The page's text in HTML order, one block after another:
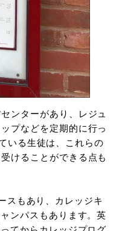
ンターがあり、レジュ
プなどを定期的に行っ
いる生徒は、これらの
けることができる点も
スもあり、カレッジキ
ンパスもあります。英